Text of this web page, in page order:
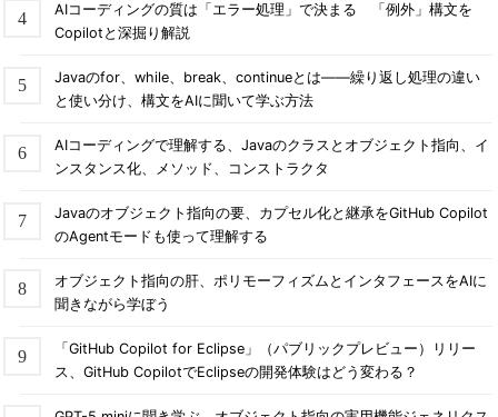
AIコーディングの質は「エラー処理」で決まる 「例外」構文を
Copilotと深掘り解説
Javaのfor、while、break、continueとは――繰り返し処理の違い
と使い分け、構文をAIに聞いて学ぶ方法
AIコーディングで理解する、Javaのクラスとオブジェクト指向、イ
ンスタンス化、メソッド、コンストラクタ
Javaのオブジェクト指向の要、カプセル化と継承をGitHub Copilot
のAgentモードも使って理解する
オブジェクト指向の肝、ポリモーフィズムとインタフェースをAIに
聞きながら学ぼう
「GitHub Copilot for Eclipse」（パブリックプレビュー）リリー
ス、GitHub CopilotでEclipseの開発体験はどう変わる？